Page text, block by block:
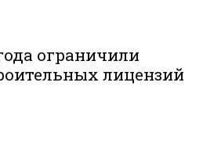
ограничили
лицензий